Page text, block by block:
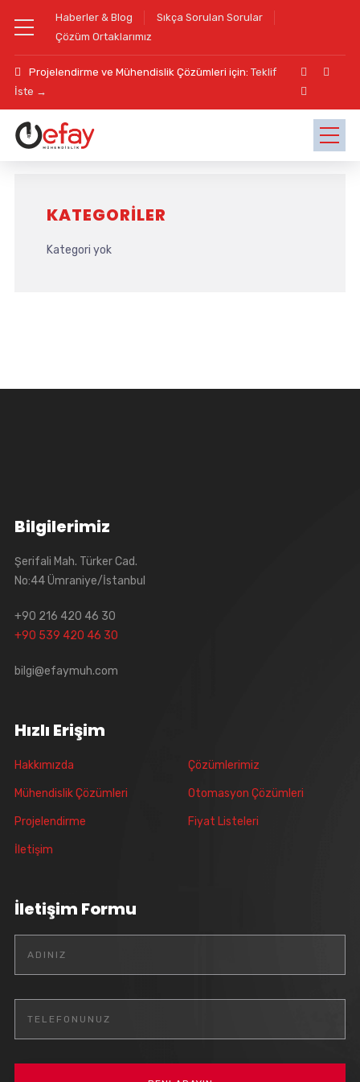
Haberler & Blog
Sıkça Sorulan Sorular
Çözüm Ortaklarımız
Projelendirme ve Mühendislik Çözümleri için: Teklif
İste →
KATEGORILER
Kategori yok
Bilgilerimiz
Şerifali Mah. Türker Cad.
No:44 Ümraniye/İstanbul
+90 216 420 46 30
+90 539 420 46 30
bilgi@efaymuh.com
Hızlı Erişim
Hakkımızda Çözümlerimiz
Mühendislik Çözümleri Otomasyon Çözümleri
Projelendirme Fiyat Listeleri
İletişim
İletişim Formu